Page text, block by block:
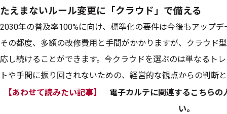
たえまないルール変更に「クラウド」で備える
2030年の普及率100%に向け、標準化の要件は今後もアップ
その都度、多額の改修費用と手間がかかりますが、クラウド
応し続けることができます。今クラウドを選ぶのは単なるト
トや手間に振り回されないための、経営的な観点からの判断
【あわせて読みたい記事】 電子カルテに関連するこちら
い。